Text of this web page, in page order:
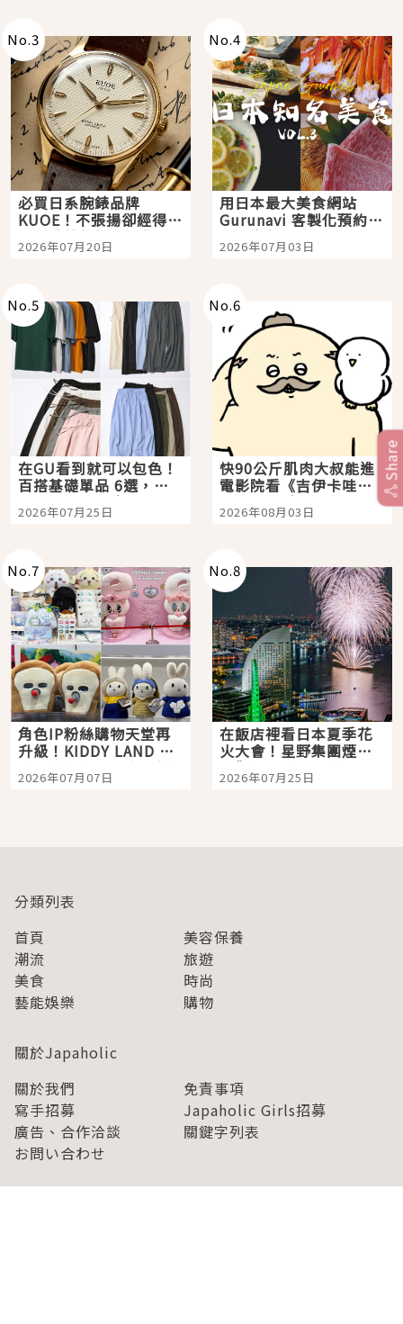
No.3
必買日系腕錶品牌
KUOE！不張揚卻經得起
時間洗鍊的經典之作五
選
2026年07月20日
No.4
用日本最大美食網站
Gurunavi 客製化預約九
大都市餐廳，打造專屬
美食體驗！
2026年07月03日
No.5
在GU看到就可以包色！
百搭基礎單品 6選，閉
眼全收也不心疼
2026年07月25日
No.6
快90公斤肌肉大叔能進
電影院看《吉伊卡哇》
嗎？日本重金屬樂團
「打首」會長與nagano
2026年08月03日
No.7
角色IP粉絲購物天堂再
升級！KIDDY LAND 原
宿店吉伊卡哇迎客，新
開幕 OMOKADO 店3分
2026年07月07日
No.8
在飯店裡看日本夏季花
火大會！星野集團煙火
景觀飯店6選，讓你不用
人擠人悠閒欣賞
2026年07月25日
Share
分類列表
首頁
美容保養
潮流
旅遊
美食
時尚
藝能娛樂
購物
關於Japaholic
關於我們
免責事項
寫手招募
Japaholic Girls招募
廣告、合作洽談
關鍵字列表
お問い合わせ